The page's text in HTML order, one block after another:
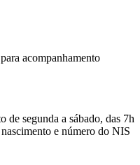
para acompanhamento
de segunda a sábado, das 7h
e número do NIS